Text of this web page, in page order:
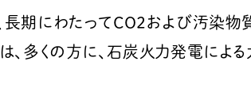
期にわたってCO2および汚染物
、多くの方に、石炭火力発電に